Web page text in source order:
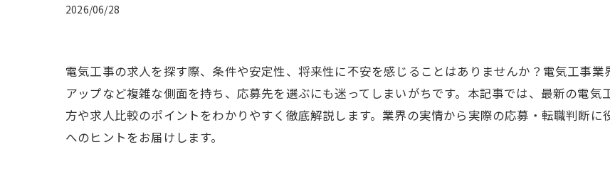
2026/06/28
電気工事の求人を探す際、条件や安定性、将来性に不安を感じることはありませんか？電気工事
アップなど複雑な側面を持ち、応募先を選ぶにも迷ってしまいがちです。本記事では、最新の電
方や求人比較のポイントをわかりやすく徹底解説します。業界の実情から実際の応募・転職判断
へのヒントをお届けします。